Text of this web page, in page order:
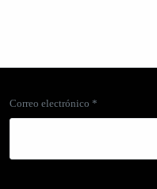
Correo electrónico *